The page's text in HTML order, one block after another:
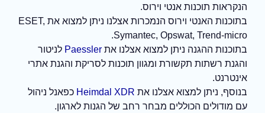
הנקראות תוכנות אנטי וירוס.
בתוכנות האנטי וירוס הנמכרות אצלנו ניתן למצוא את ESET,
Symantec, Opswat, Trend-micro.
בתוכנות ההגנה ניתן למצוא אצלנו את Paessler לניטור
והגנת רשתות תקשורת ומגוון תוכנות לסריקת והגנת אתרי
אינטרנט.
בנוסף, ניתן למצוא אצלנו את Heimdal XDR כפאנל ניהול
עם מודולים הכוללים מבחר רחב של הגנות לארגון.